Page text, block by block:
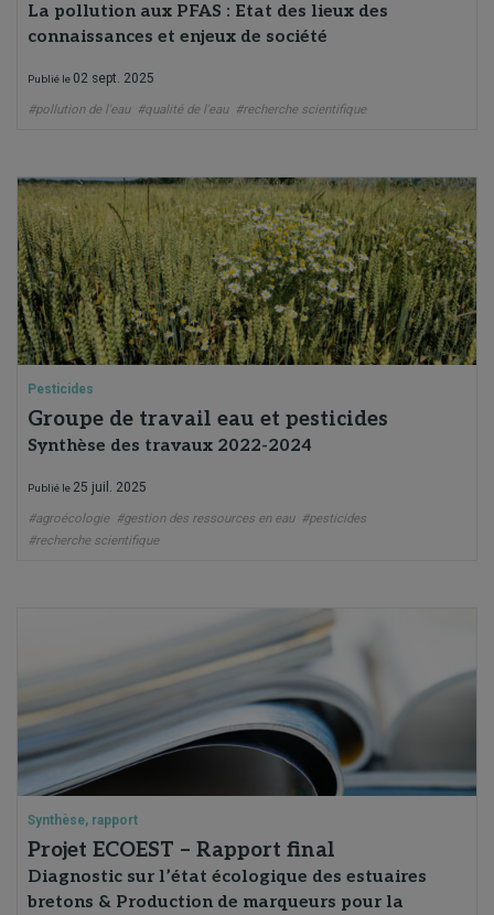
La pollution aux PFAS : Etat des lieux des
connaissances et enjeux de société
Publié le 02 sept. 2025
#pollution de l'eau #qualité de l'eau #recherche scientifique
Pesticides
Groupe de travail eau et pesticides
Synthèse des travaux 2022-2024
Publié le 25 juil. 2025
#agroécologie #gestion des ressources en eau #pesticides
#recherche scientifique
Synthèse, rapport
Projet ECOEST – Rapport final
Diagnostic sur l’état écologique des estuaires
bretons & Production de marqueurs pour la